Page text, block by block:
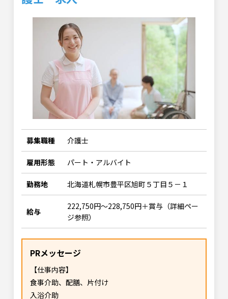
募集職種 介護士
雇用形態 パート・アルバイト
勤務地 北海道札幌市豊平区旭町５丁目５－１
給与
222,750円～228,750円＋賞与（詳細ペー
ジ参照）
PRメッセージ
【仕事内容】
食事介助、配膳、片付け
入浴介助